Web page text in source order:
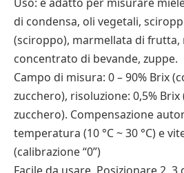
di condensa, oli vegetali,
(sciroppo), marmellata di frutta,
concentrato di bevande, zuppe.
Campo di misura: 0 – 90% Brix
zucchero), risoluzione: 0,5%
zucchero). Compensazione
temperatura (10 °C ~ 30 °C) e
(calibrazione “0”)